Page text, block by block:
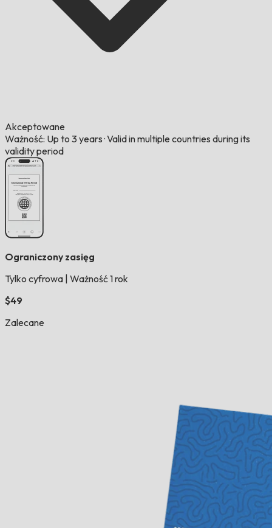
Akceptowane
Ważność: Up to 3 years ·Valid in multiple countries during its
validity period
Ograniczony zasięg
Tylko cyfrowa Ważność 1 rok
$49
Zalecane